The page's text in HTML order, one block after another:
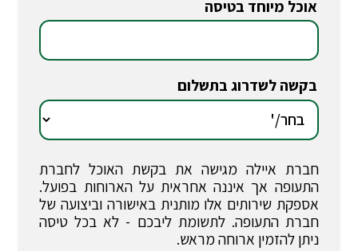
אוכל מיוחד בטיסה
בקשה לשדרוג בתשלום
חברת איילה מגישה את בקשת האוכל לחברת
התעופה אך איננה אחראית על הארוחות בפועל.
אספקת שירותים אלו מותנית באישורה וביצועה של
חברת התעופה. לתשומת ליבכם - לא בכל טיסה
ניתן להזמין ארוחה מראש.